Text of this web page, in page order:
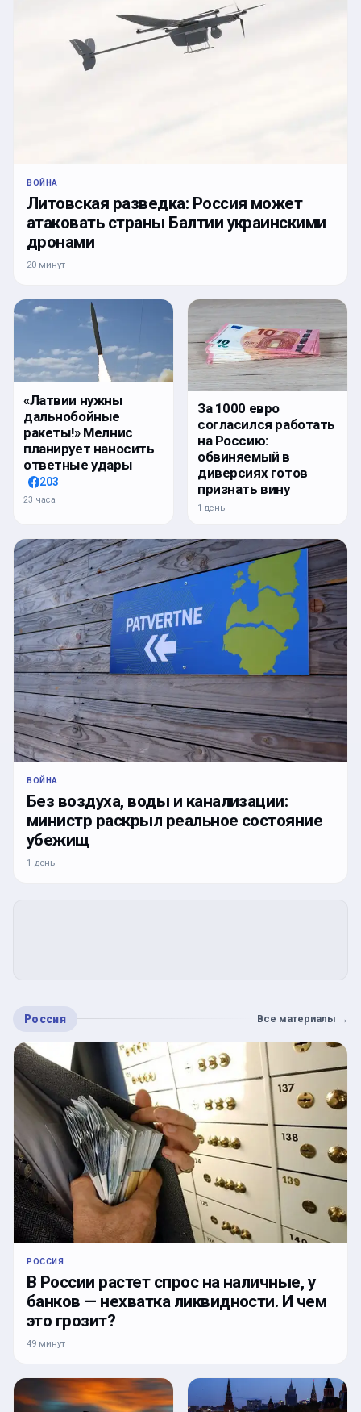
ВОЙНА
Литовская разведка: Россия может
атаковать страны Балтии украинскими
дронами
20 минут
«Латвии нужны
дальнобойные
ракеты!» Мелнис
планирует наносить
ответные удары
203
23 часа
За 1000 евро
согласился работать
на Россию:
обвиняемый в
диверсиях готов
признать вину
1 день
ВОЙНА
Без воздуха, воды и канализации:
министр раскрыл реальное состояние
убежищ
1 день
Россия Все материалы →
РОССИЯ
В России растет спрос на наличные, у
банков — нехватка ликвидности. И чем
это грозит?
49 минут